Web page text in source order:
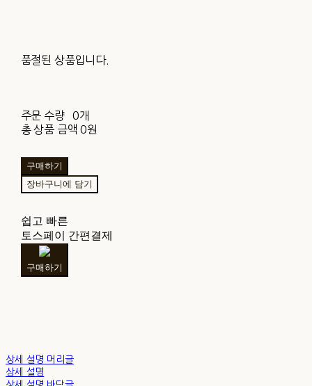
품절된 상품입니다.
주문 수량
0개
총 상품 금액 0원
구매하기
장바구니에 담기
쉽고 빠른
토스페이 간편결제
구매하기
상세 설명 머리글
상세 설명